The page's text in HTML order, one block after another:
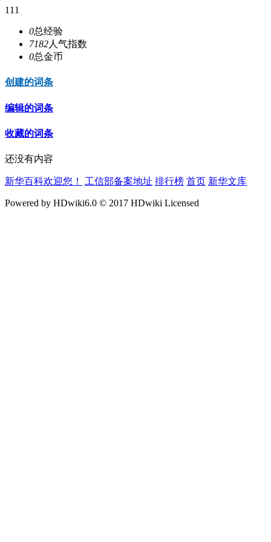
111
0总经验
7182人气指数
0总金币
创建的词条
编辑的词条
收藏的词条
还没有内容
新华百科欢迎您！ 工信部备案地址 排行榜 首页 新华文库
Powered by HDwiki6.0 © 2017 HDwiki Licensed